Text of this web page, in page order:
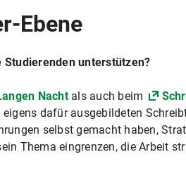
Ebene
Studierenden unterstützen?
Nachtals auch beim
eigens dafür ausgebildeten
selbst gemacht haben,
Thema eingrenzen, die Arbeit